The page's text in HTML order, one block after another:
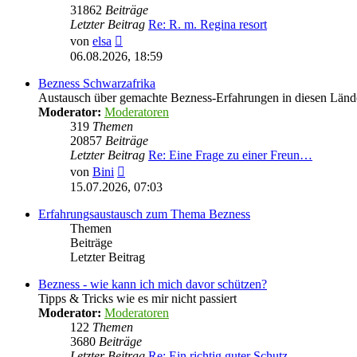
31862 Beiträge
Letzter Beitrag Re: R. m. Regina resort
von elsa
Beitrag
06.08.2026, 18:59
Bezness Schwarzafrika
Austausch über gemachte Bezness-Erfahrungen in diesen
Moderator: Moderatoren
319 Themen
20857 Beiträge
Letzter Beitrag Re: Eine Frage zu einer Freun…
von Bini
Beitrag
15.07.2026, 07:03
Erfahrungsaustausch zum Thema Bezness
Themen
Beiträge
Letzter Beitrag
Bezness - wie kann ich mich davor schützen?
Tipps & Tricks wie es mir nicht passiert
Moderator: Moderatoren
122 Themen
3680 Beiträge